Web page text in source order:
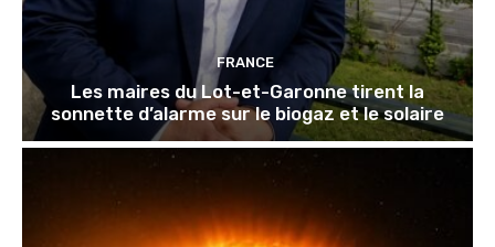
FRANCE
Les maires du Lot-et-Garonne tirent la
sonnette d’alarme sur le biogaz et le solaire